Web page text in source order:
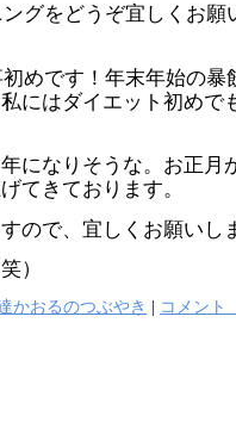
グをどうぞ宜しくお願
めです！年末年始の暴
にはダイエット初めで
になりそうな。お正月
てきております。
ので、宜しくお願いし
）
かおるのつぶやき コメント